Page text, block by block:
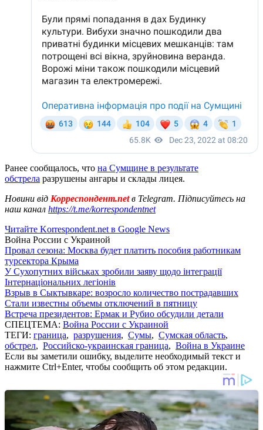
Ранее сообщалось, что на Сумщине в результате
обстрела разрушены ангары и склады лицея.
Новини від Корреспондент.netв Telegram. Підписуйтесь на
наш канал https://t.me/korrespondentnet
Читайте Korrespondent.net в Google News
Война России с Украиной
Провал сезона: Москва будет платить пособия работникам
турсектора Крыма
У Сухопутних військах зробили заяву щодо інтеграції
Інтернаціональних легіонів
Взрыв в Сыктывкаре: возросло количество пострадавших
Стали известны объемы отключений в пятницу
Встреча президентов: Ермак и Рубио обсудили детали
СПЕЦТЕМА: Война России с Украиной
ТЕГИ: граница, разрушения, Сумы, Сумская область,
обстрел, Российско-украинская граница, Война в Украине
Если вы заметили ошибку, выделите необходимый текст и
нажмите Ctrl+Enter, чтобы сообщить об этом редакции.